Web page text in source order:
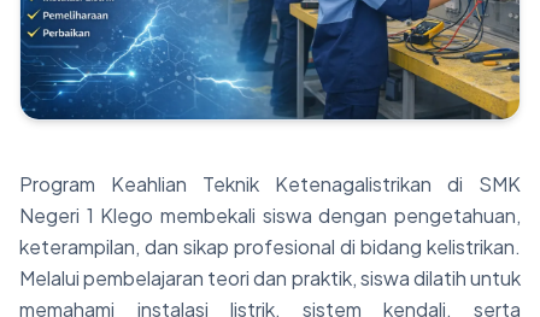
Berita
Kontak
Teknik Ketenagalistrikan
Program Keahlian Teknik Ketenagalistrikan di SMK
Negeri 1 Klego membekali siswa dengan pengetahuan,
keterampilan, dan sikap profesional di bidang kelistrikan.
Melalui pembelajaran teori dan praktik, siswa dilatih untuk
memahami instalasi listrik, sistem kendali, serta